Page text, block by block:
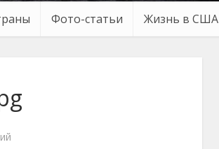
Фото-статьи Жизнь в США